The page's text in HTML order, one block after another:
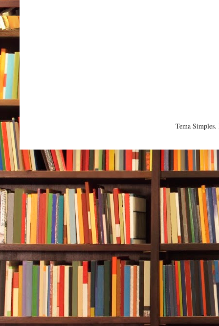
Tema